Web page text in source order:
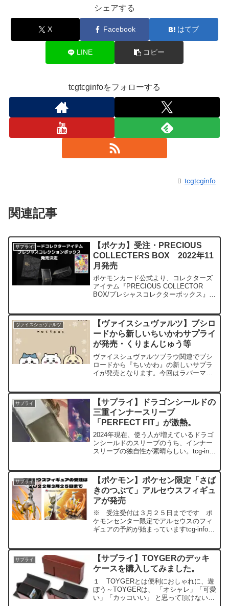
シェアする
X Facebook はてブ
LINE コピー
tcgtcginfoをフォローする
tcgtcginfo
関連記事
サプライ
【ポケカ】受注・PRECIOUS
COLLECTERS BOX 2022年11
月発売
ポケモンカード公式より、コレクターズ
アイテム『PRECIOUS COLLECTOR
BOX/プレシャスコレクターボックス』が
うな限定ボックスを彷彿と...
ヴァイスシュヴァルツ
【ヴァイスシュヴァルツ】ブシロ
ードから新しいちいかわサプライ
が発売・くりまんじゅう等
ヴァイスシュヴァルツブラウ関連でブシ
ロードから『ちいかわ』の新しいサプラ
イが発売となります。今回はラバーマッ
クションV3 ４種類の合計９アイテムが
2023年6月23...
サプライ
【サプライ】ドラゴンシールドの
三重インナースリーブ
「PERFECT FIT」が激熱。
2024年現在、使う人が増えているドラゴ
ンシールドのスリーブのうち、インナー
スリーブの独自性が素晴らしい。tcg-info
ます。You Tuberの影響ともいわれてい
ま...
サプライ
【ポケモン】ポケセン限定「さば
きのつぶて」アルセウスフィギュ
アが発売
※ 受注受付は３月２５日までです ポ
ケモンセンター限定でアルセウスのフィ
ギュアの予約が始まっていますtcg-infoポ
Amazonポケモンストアはこちら ポケ
モンセンター...
サプライ
【サプライ】TOYGERのデッキ
ケースを購入してみました。
１ TOYGERとは便利におしゃれに、遊
ぼう～TOYGERは、 「オシャレ」「可愛
い」「カッコいい」 と思って頂けない商